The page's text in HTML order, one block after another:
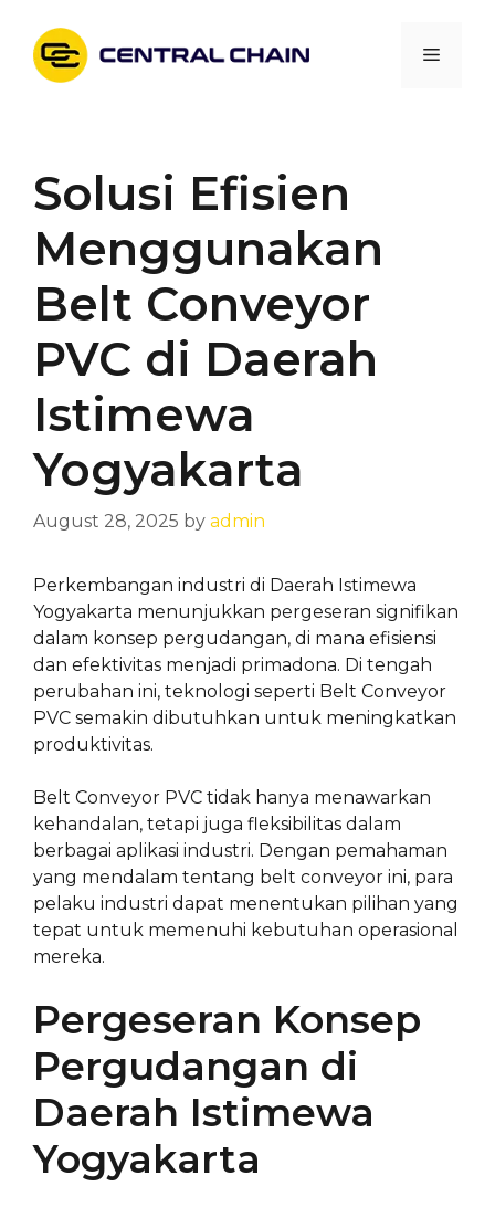
content
Menu
Solusi Efisien
Menggunakan
Belt Conveyor
PVC di Daerah
Istimewa
Yogyakarta
August 28, 2025 by admin
Perkembangan industri di Daerah Istimewa
Yogyakarta menunjukkan pergeseran signifikan
dalam konsep pergudangan, di mana efisiensi
dan efektivitas menjadi primadona. Di tengah
perubahan ini, teknologi seperti Belt Conveyor
PVC semakin dibutuhkan untuk meningkatkan
produktivitas.
Belt Conveyor PVC tidak hanya menawarkan
kehandalan, tetapi juga fleksibilitas dalam
berbagai aplikasi industri. Dengan pemahaman
yang mendalam tentang belt conveyor ini, para
pelaku industri dapat menentukan pilihan yang
tepat untuk memenuhi kebutuhan operasional
mereka.
Pergeseran Konsep
Pergudangan di
Daerah Istimewa
Yogyakarta